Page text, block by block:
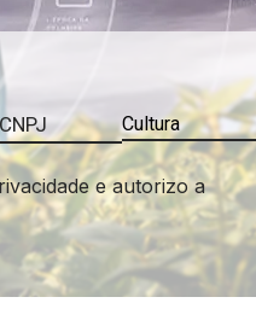
e autorizo a